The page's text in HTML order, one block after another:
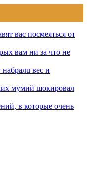
вас посмеяться от
вам ни за что не
набралu вес и
мумий шокировал
в которые очень